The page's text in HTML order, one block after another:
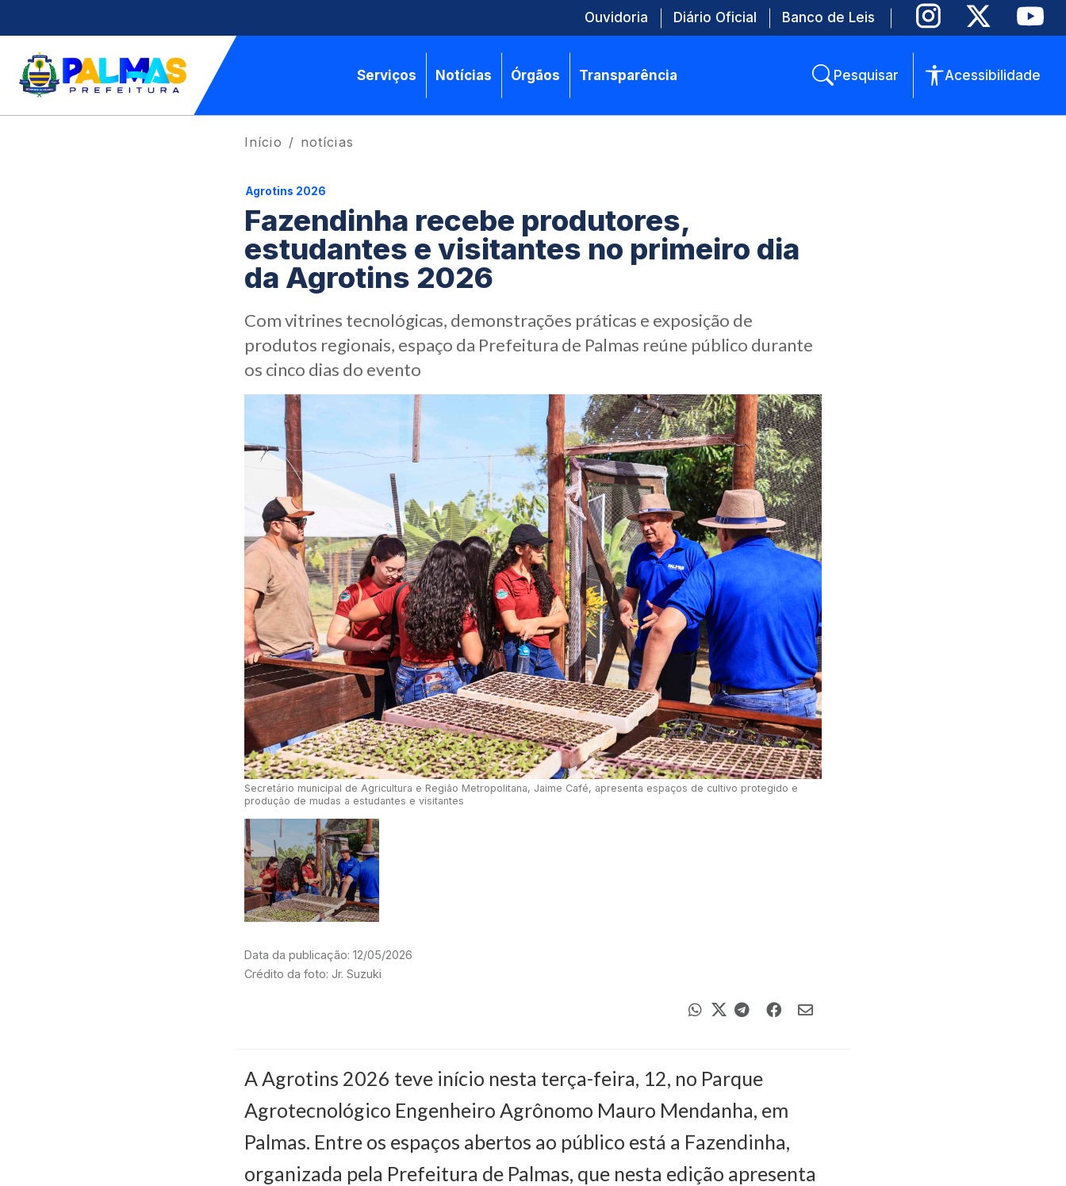
Ouvidoria Diário Oficial Banco de Leis
Serviços Notícias Órgãos Transparência Pesquisar Acessibilidade
Início notícias
Agrotins 2026
Fazendinha recebe produtores,
estudantes e visitantes no primeiro dia
da Agrotins 2026
Com vitrines tecnológicas, demonstrações práticas e exposição de
produtos regionais, espaço da Prefeitura de Palmas reúne público durante
os cinco dias do evento
Secretário municipal de Agricultura e Região Metropolitana, Jaime Café, apresenta espaços de cultivo protegido e
produção de mudas a estudantes e visitantes
Data da publicação: 12/05/2026
Crédito da foto: Jr. Suzuki
A Agrotins 2026 teve início nesta terça-feira, 12, no Parque
Agrotecnológico Engenheiro Agrônomo Mauro Mendanha, em
Palmas. Entre os espaços abertos ao público está a Fazendinha,
organizada pela Prefeitura de Palmas, que nesta edição apresenta